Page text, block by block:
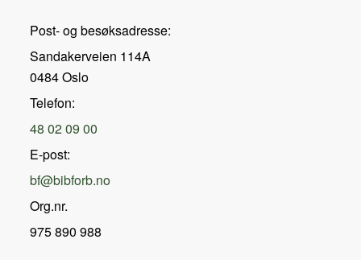
Post- og besøksadresse:
Sandakerveien 114A
0484 Oslo
Telefon:
48 02 09 00
E-post:
bf@bibforb.no
Org.nr.
975 890 988